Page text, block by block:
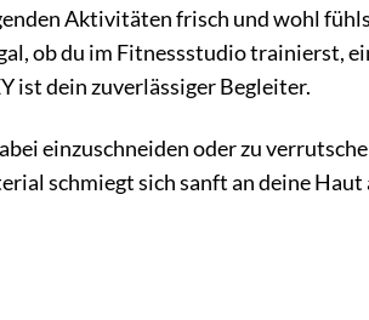
Aktivitäten frisch und wohl
ob du im Fitnessstudio trainierst,
ist dein zuverlässiger Begleiter.
einzuschneiden oder zu
schmiegt sich sanft an deine